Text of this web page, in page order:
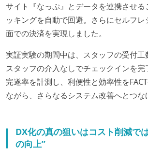
サイト『なっぷ』とデータを連携させ
ッキングを自動で回避。さらにセルフ
面での決済を実現しました。
実証実験の期間中は、スタッフの受付工
スタッフの介入なしでチェックインを
完遂率を計測し、利便性と効率性を
ながら、さらなるシステム改善へとつな
DX化の真の狙いはコスト削減で
の向上”